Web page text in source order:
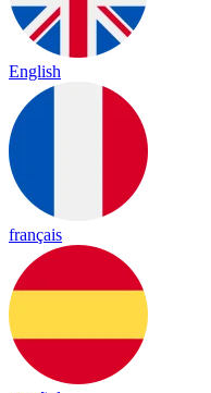
English
français